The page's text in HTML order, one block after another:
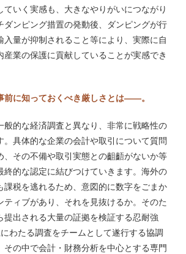
ていく実感も、大きなやりがいにつながり
ダンピング措置の発動後、ダンピングが行
入量が抑制されること等により、実際に自
産業の保護に貢献していることが実感でき
前に知っておくべき厳しさとは――。
般的な経済調査と異なり、非常に戦略性の
。具体的な企業の会計や取引について質問
、その不備や取引実態との齟齬がないか等
終的な認定に結びつけていきます。海外の
課税を逃れるため、意図的に数字をごまか
ティブがあり、それを見抜けるか。そのた
提出される大量の証拠を検証する忍耐強
わたる調査をチームとして遂行する協調
その中で会計・財務分析を中心とする専門